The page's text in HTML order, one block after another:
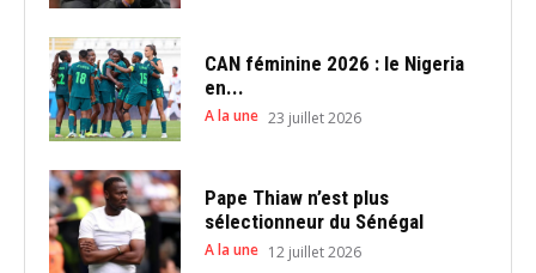
CAN féminine 2026 : le Nigeria
en...
A la une 23 juillet 2026
Pape Thiaw n’est plus
sélectionneur du Sénégal
A la une 12 juillet 2026